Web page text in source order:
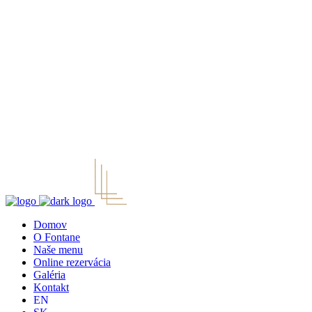
Domov
O Fontane
Naše menu
Online rezervácia
Galéria
Kontakt
EN